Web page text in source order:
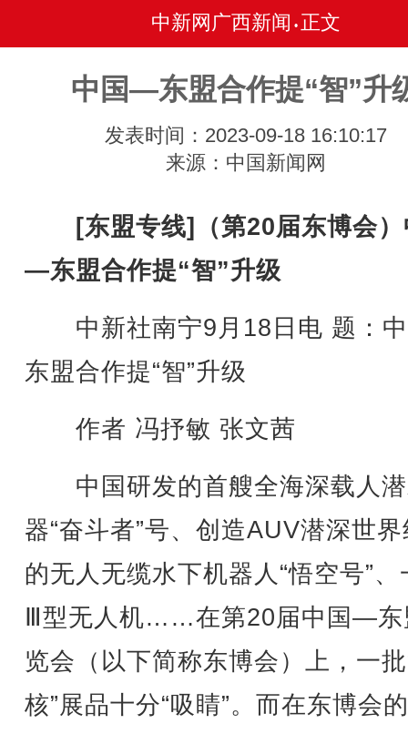
中新网广西新闻 • 正文
中国—东盟合作提“智”升
发表时间：2023-09-18 16:10:17
来源：中国新闻网
[东盟专线]（第20届东博会
—东盟合作提“智”升级
中新社南宁9月18日电 题：
东盟合作提“智”升级
作者 冯抒敏 张文茜
中国研发的首艘全海深载人
器“奋斗者”号、创造AUV潜深世
的无人无缆水下机器人“悟空号”、
Ⅲ型无人机……在第20届中国—东
览会（以下简称东博会）上，一
核”展品十分“吸睛”。而在东博会